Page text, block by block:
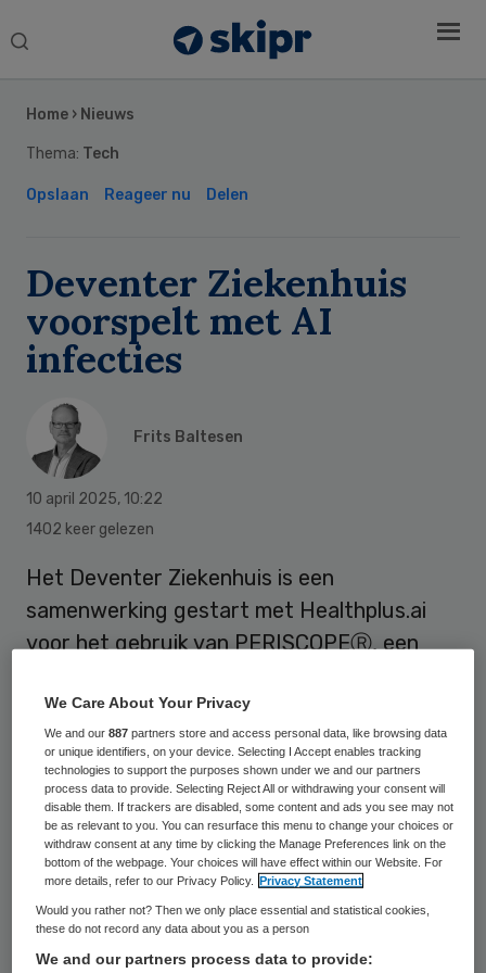
Search
Home › Nieuws
Thema: Tech
Opslaan Reageer nu Delen
Deventer Ziekenhuis
voorspelt met AI
infecties
Frits Baltesen
10 april 2025, 10:22
1402 keer gelezen
Het Deventer Ziekenhuis is een
samenwerking gestart met Healthplus.ai
voor het gebruik van PERISCOPEⓇ, een
risico op postoperatieve infecties voorspelt.
Sidebar
We Care About Your Privacy
We and our887 partners store and access personal data, like browsing data
or unique identifiers, on your device. Selecting I Accept enables tracking
technologies to support the purposes shown under we and our partners
process data to provide. Selecting Reject All or withdrawing your consent will
disable them. If trackers are disabled, some content and ads you see may not
be as relevant to you. You can resurface this menu to change your choices or
withdraw consent at any time by clicking the Manage Preferences link on the
bottom of the webpage. Your choices will have effect within our Website. For
more details, refer to our Privacy Policy.
Privacy Statement
Would you rather not? Then we only place essential and statistical cookies,
these do not record any data about you as a person
We and our partners process data to provide: